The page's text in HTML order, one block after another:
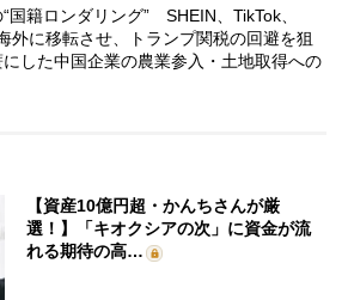
国籍ロンダリング” SHEIN、TikTok、
外に移転させ、トランプ関税の回避を狙
した中国企業の農業参入・土地取得への
【資産10億円超・かんちさんが厳
選！】「キオクシアの次」に資金が流
れる期待の高…